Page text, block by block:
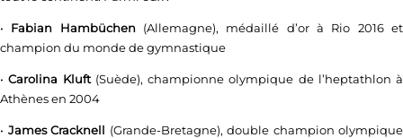
• Fabian Hambüchen(Allemagne), médaillé d’or à Rio 2016 et
champion du monde de gymnastique
•Carolina Kluft (Suède), championne olympique de l’heptathlon à
Athènes en 2004
• James Cracknell (Grande-Bretagne), double champion olympique